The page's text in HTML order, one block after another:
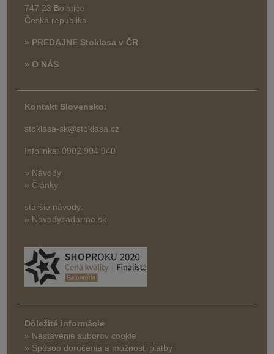
747 23 Bolatice
Česká republika
» PREDAJNE Stoklasa v ČR
» O NÁS
Kontakt Slovensko:
stoklasa-sk@stoklasa.cz
Infolinka: 0902 904 940
» Návody
» Články
staršie návody:
» Navodyzadarmo.sk
Dôležité informácie
» Nastavenie súborov cookie
» Spôsob doručenia a možnosti platby